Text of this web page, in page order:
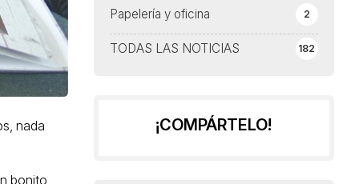
TODAS LAS NOTICIAS 182
Papelería y oficina 2
nada
bonito
¡COMPÁRTELO!